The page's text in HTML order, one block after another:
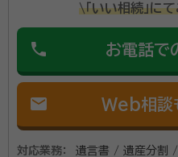
\「いい相続」に
phone お電話で
mail Web相談
対応業務：
遺言書 / 遺産分割